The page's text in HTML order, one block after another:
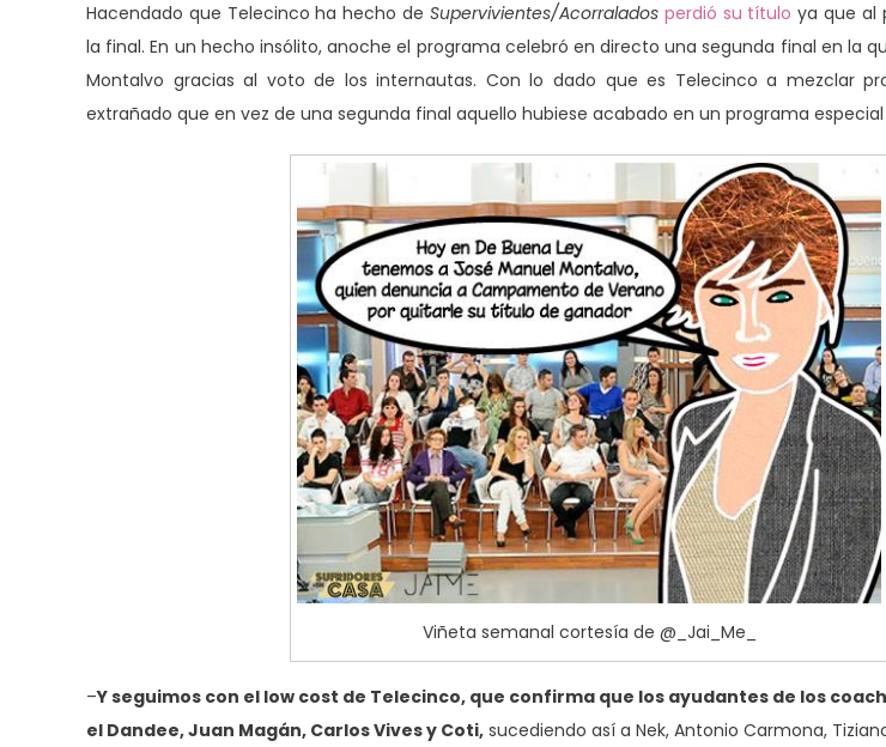
Hacendado que Telecinco ha hecho de Supervivientes/Acorralados perdió su títuloya que al
la final. En un hecho insólito, anoche el programa celebró en directo una segunda final en la
Montalvo gracias al voto de los internautas. Con lo dado que es Telecinco a mezclar
extrañado que en vez de una segunda final aquello hubiese acabado en un programa
Viñeta semanal cortesía de @_Jai_Me_
–Y seguimos con el low cost de Telecinco, que confirma que los ayudantes de los
el Dandee, Juan Magán, Carlos Vives y Coti, sucediendo así a Nek, Antonio Carmona, Tiziano